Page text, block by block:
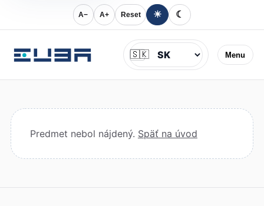
A− A+ Reset ☀ ☾
Menu
Jazyk
🇸🇰
Predmet nebol nájdený. Späť na úvod